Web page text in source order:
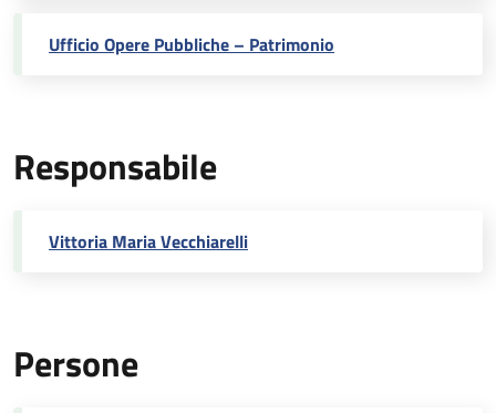
Ufficio Opere Pubbliche – Patrimonio
Responsabile
Vittoria Maria Vecchiarelli
Persone